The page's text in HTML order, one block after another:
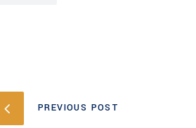
PREVIOUS POST